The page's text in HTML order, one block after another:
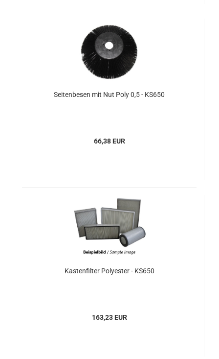
Seitenbesen mit Nut Poly 0,5 - KS650
66,38 EUR
Kastenfilter Polyester - KS650
163,23 EUR